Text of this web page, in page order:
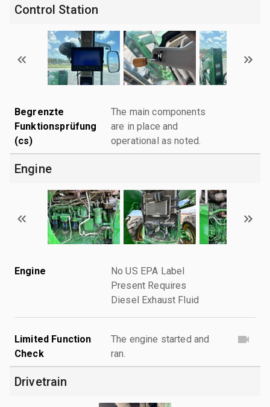
Control Station
Begrenzte
Funktionsprüfung
(cs)
The main components
are in place and
operational as noted.
Engine
Engine
No US EPA Label
Present Requires
Diesel Exhaust Fluid
Limited Function
Check
The engine started and
ran.
Drivetrain